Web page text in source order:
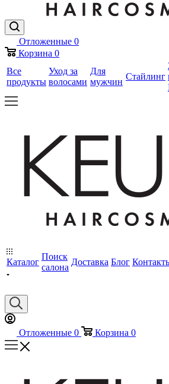
Отложенные 0
Корзина 0
Все
продукты
Уход за
волосами
Для
мужчин
Стайлинг
Каталог
Поиск
салона
Доставка Блог
Отложенные 0 Корзина 0